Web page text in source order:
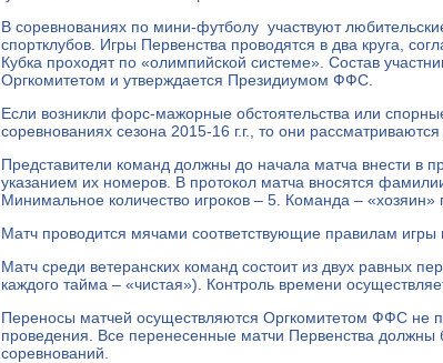
В соревнованиях по мини-футболу участвуют
спортклубов. Игры Первенства проводятся в два круга,
Кубка проходят по «олимпийской системе». Состав
Оргкомитетом и утверждается Президиумом ФФС.
Если возникли форс-мажорные обстоятельства или
соревнованиях сезона 2015-16 г.г., то они
Представители команд должны до начала матча внести в
указанием их номеров. В протокол матча вносятся
Минимальное количество игроков – 5. Команда – «хозяин»
Матч проводится мячами соответствующие правилам игры
Матч среди ветеранских команд состоит из двух равных
каждого тайма – «чистая»). Контроль времени
Переносы матчей осуществляются Оргкомитетом ФФС не
проведения. Все перенесенные матчи Первенства должны
соревнований.